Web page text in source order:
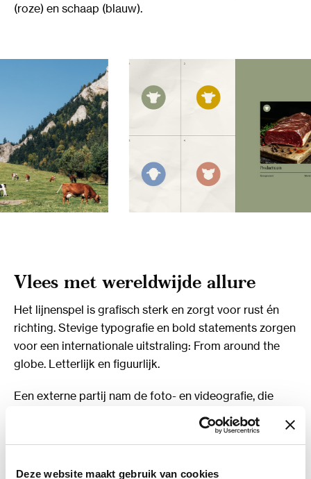
Deze website maakt gebruik van cookies
(roze) en schaap (blauw).
Vlees met wereldwijde allure
Het lijnenspel is grafisch sterk en zorgt voor rust én
richting. Stevige typografie en bold statements zorgen
voor een internationale uitstraling: From around the
globe. Letterlijk en figuurlijk.
Een externe partij nam de foto- en videografie, die
onderdeel is van de ontwikkelde styleguide, voor haar
rekening. De beelden ademen landschap en
dieren en vlees vastgelegd zoals het bedoeld is.